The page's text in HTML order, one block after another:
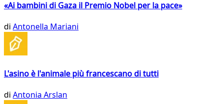
«Ai bambini di Gaza il Premio Nobel per la pace»
di Antonella Mariani
L'asino è l'animale più francescano di tutti
di Antonia Arslan